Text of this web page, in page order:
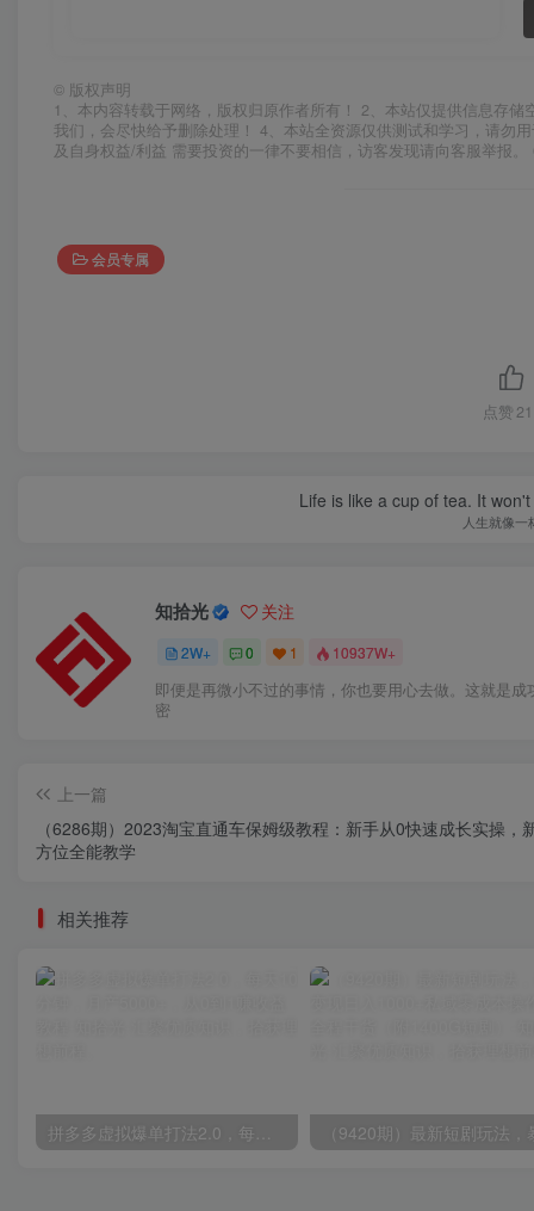
© 版权声明
1、本内容转载于网络，版权归原作者所有！ 2、本站仅提供信息存
我们，会尽快给予删除处理！ 4、本站全资源仅供测试和学习，请勿
及自身权益/利益 需要投资的一律不要相信，访客发现请向客服举报
会员专属
点赞
Life is like a cup of tea. It
人生就像
知拾光 关注
2W+ 0 1 10937W+
即便是再微小不过的事情，你也要用心去做。这就是成
密
上一篇
（6286期）2023淘宝直通车保姆级教程：新手从0快速成长实操，
方位全能教学
相关推荐
拼多多虚拟爆单打法2.0，每天10分钟，月产5000+，从0到1赚收益教程